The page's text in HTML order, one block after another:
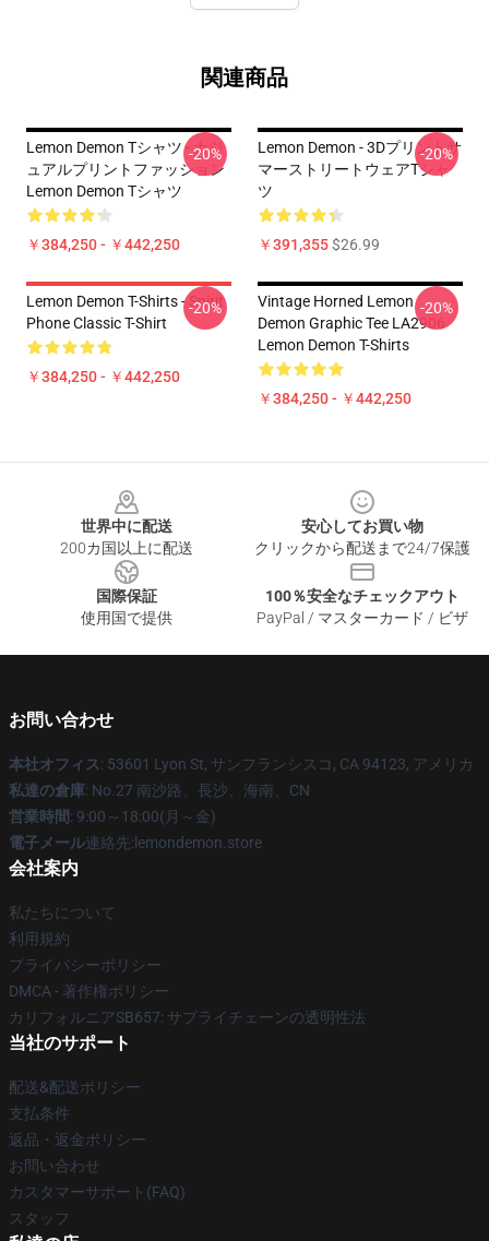
関連商品
Lemon Demon Tシャツ - カジ
ュアルプリントファッション
Lemon Demon Tシャツ
￥384,250 - ￥442,250
-20%
Lemon Demon - 3Dプリントサ
マーストリートウェアTシャ
ツ
￥391,355$26.99
-20%
Lemon Demon T-Shirts - Spirit
Phone Classic T-Shirt
￥384,250 - ￥442,250
-20%
Vintage Horned Lemon
Demon Graphic Tee LA2906
Lemon Demon T-Shirts
￥384,250 - ￥442,250
-20%
世界中に配送
200カ国以上に配送
安心してお買い物
クリックから配送まで24/7保護
国際保証
使用国で提供
100％安全なチェックアウト
PayPal / マスターカード / ビザ
お問い合わせ
本社オフィス: 53601 Lyon St, サンフランシスコ, CA 94123, アメリカ
私達の倉庫: No.27 南沙路、長沙、海南、CN
営業時間: 9:00～18:00(月～金)
電子メール連絡先:lemondemon.store
会社案内
私たちについて
利用規約
プライバシーポリシー
DMCA - 著作権ポリシー
カリフォルニアSB657: サプライチェーンの透明性法
当社のサポート
配送&配送ポリシー
支払条件
返品・返金ポリシー
お問い合わせ
カスタマーサポート(FAQ)
スタッフ